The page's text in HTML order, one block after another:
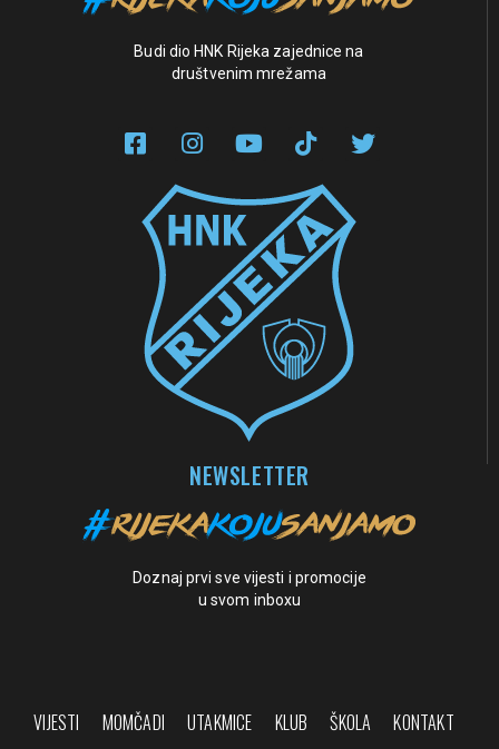
Budi dio HNK Rijeka zajednice na
društvenim mrežama
NEWSLETTER
Doznaj prvi sve vijesti i promocije
u svom inboxu
VIJESTI MOMČADI UTAKMICE KLUB ŠKOLA KONTAKT